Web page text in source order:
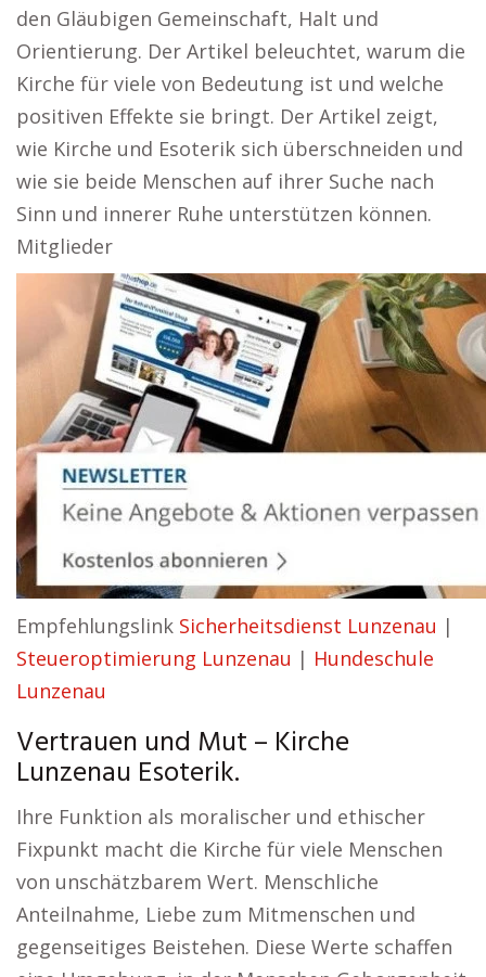
den Gläubigen Gemeinschaft, Halt und
Orientierung. Der Artikel beleuchtet, warum die
Kirche für viele von Bedeutung ist und welche
positiven Effekte sie bringt. Der Artikel zeigt,
wie Kirche und Esoterik sich überschneiden und
wie sie beide Menschen auf ihrer Suche nach
Sinn und innerer Ruhe unterstützen können.
Mitglieder
Empfehlungslink Sicherheitsdienst Lunzenau |
Steueroptimierung Lunzenau | Hundeschule
Lunzenau
Vertrauen und Mut – Kirche
Lunzenau Esoterik.
Ihre Funktion als moralischer und ethischer
Fixpunkt macht die Kirche für viele Menschen
von unschätzbarem Wert. Menschliche
Anteilnahme, Liebe zum Mitmenschen und
gegenseitiges Beistehen. Diese Werte schaffen